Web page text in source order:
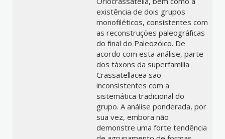
existência de dois grupos
monofiléticos, consistentes com
as reconstruções paleográficas
do final do Paleozóico. De
acordo com esta análise, parte
dos táxons da superfamília
Crassatellacea são
inconsistentes com a
sistemática tradicional do
grupo. A análise ponderada, por
sua vez, embora não
demonstre uma forte tendência